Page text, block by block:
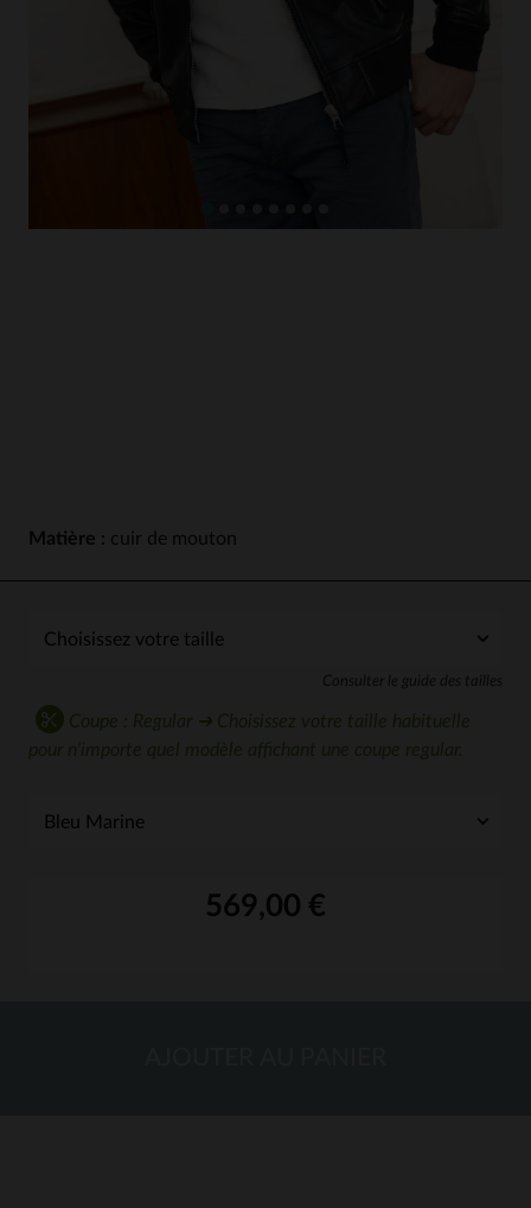
Matière : cuir de mouton
Consulter le guide des tailles
Coupe : Regular ➔ Choisissez votre taille habituelle
pour n'importe quel modèle affichant une coupe regular.
569,00 €